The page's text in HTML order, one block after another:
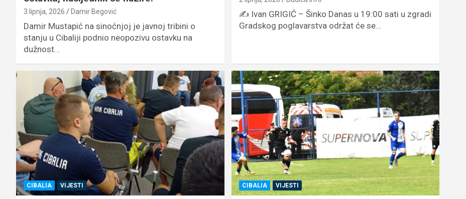
3 lipnja, 2026 Damir Begović
Damir Mustapić na sinoćnjoj je javnoj tribini o
stanju u Cibaliji podnio neopozivu ostavku na
dužnost…
✍️ Ivan GRIGIĆ – Šinko Danas u 19:00 sati u zgradi
Gradskog poglavarstva održat će se…
CIBALIA VIJESTI CIBALIA VIJESTI